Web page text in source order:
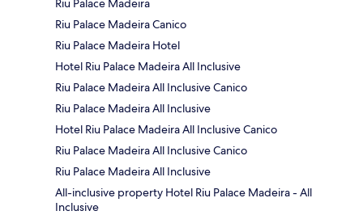
Riu Palace Madeira
Riu Palace Madeira Canico
Riu Palace Madeira Hotel
Hotel Riu Palace Madeira All Inclusive
Riu Palace Madeira All Inclusive Canico
Riu Palace Madeira All Inclusive
Hotel Riu Palace Madeira All Inclusive Canico
Riu Palace Madeira All Inclusive Canico
Riu Palace Madeira All Inclusive
All-inclusive property Hotel Riu Palace Madeira - All
Inclusive